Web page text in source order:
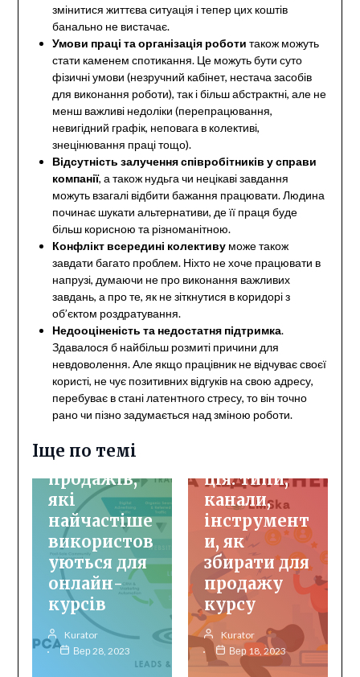
змінитися життєва ситуація і тепер цих коштів
банально не вистачає.
Умови праці та організація роботи також можуть
стати каменем спотикання. Це можуть бути суто
фізичні умови (незручний кабінет, нестача засобів
для виконання роботи), так і більш абстрактні, але не
менш важливі недоліки (перепрацювання,
невигідний графік, неповага в колективі,
знецінювання праці тощо).
Відсутність залучення співробітників у справи
компанії, а також нудьга чи нецікаві завдання
можуть взагалі відбити бажання працювати. Людина
починає шукати альтернативи, де її праця буде
більш корисною та різноманітною.
Конфлікт всередині колективуможе також
завдати багато проблем. Ніхто не хоче працювати в
напрузі, думаючи не про виконання важливих
завдань, а про те, як не зіткнутися в коридорі з
об’єктом роздратування.
Недооціненість та недостатня підтримка.
Здавалося б найбільш розмиті причини для
невдоволення. Але якщо працівник не відчуває своєї
користі, не чує позитивних відгуків на свою адресу,
перебуває в стані латентного стресу, то він точно
рано чи пізно задумається над зміною роботи.
Іще по темі
Інфопродукти
Просування курсів
4 воронки
продажів,
які
найчастіше
використов
уються для
онлайн-
курсів
Kurator
Вер 28, 2023
Просування курсів
ція: типи,
канали,
інструмент
и, як
збирати для
продажу
курсу
Kurator
Вер 18, 2023
Онбординг
Управління
персоналом